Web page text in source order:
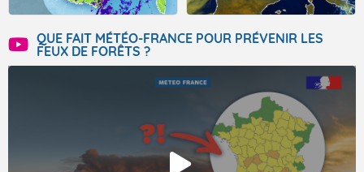
QUE FAIT MÉTÉO-FRANCE POUR PRÉVENIR LES
FEUX DE FORÊTS ?